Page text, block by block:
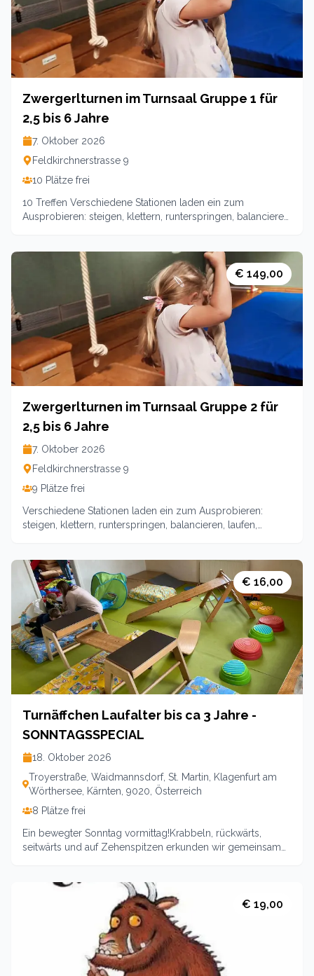
pro Termin
Zwergerlturnen im Turnsaal Gruppe 1 für
2,5 bis 6 Jahre
7. Oktober 2026
Feldkirchnerstrasse 9
10 Plätze frei
10 Treffen Verschiedene Stationen laden ein zum
Ausprobieren: steigen, klettern, runterspringen, balancieren,
die Mithilfe der Eltern benötigt! 10Treffen. Leitung: Team
EkizPreiseKosten: 139(Mitglieder)/ 149
(Nichtmitglieder)Familienpreis 175 (Mitglieder)und 185
(Nichtmitglieder) für Familien mit mehr Kindern🥰🥰
€ 149,00
Zwergerlturnen im Turnsaal Gruppe 2 für
2,5 bis 6 Jahre
7. Oktober 2026
Feldkirchnerstrasse 9
9 Plätze frei
Verschiedene Stationen laden ein zum Ausprobieren:
steigen, klettern, runterspringen, balancieren, laufen,
Mithilfe der Eltern benötigt! 10Treffen. Leitung: Team
EkizPreiseKosten: 139(Mitglieder)/ 149
(Nichtmitglieder)Familienpreis 175 (Mitglieder)und 185
(Nichtmitglieder) für Familien mit mehr Kindern🥰🥰
€ 16,00
Turnäffchen Laufalter bis ca 3 Jahre -
SONNTAGSSPECIAL
18. Oktober 2026
Troyerstraße, Waidmannsdorf, St. Martin, Klagenfurt am
Wörthersee, Kärnten, 9020, Österreich
8 Plätze frei
Ein bewegter Sonntag vormittag!Krabbeln, rückwärts,
seitwärts und auf Zehenspitzen erkunden wir gemeinsam
Jahre. Geschwister sind natürlich auch immer
willkommen.Stärkung für die Kids bei gemeinsamer Jause
inklusive . Auf die Begleitperson warten Kaffee und
Kuchen.Leitung: Sina LamprechtPreis: 13€ für Mitglieder,16
€ für Nicht Mitglieder,Geschwister halber Preis
Anmeldungen auf www.ekiz-klagenfurt.at
€ 19,00